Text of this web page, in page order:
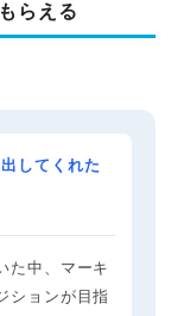
らえる
してくれた
た中、マーキ
ションが目指